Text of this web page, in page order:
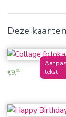
Deze
€9,95